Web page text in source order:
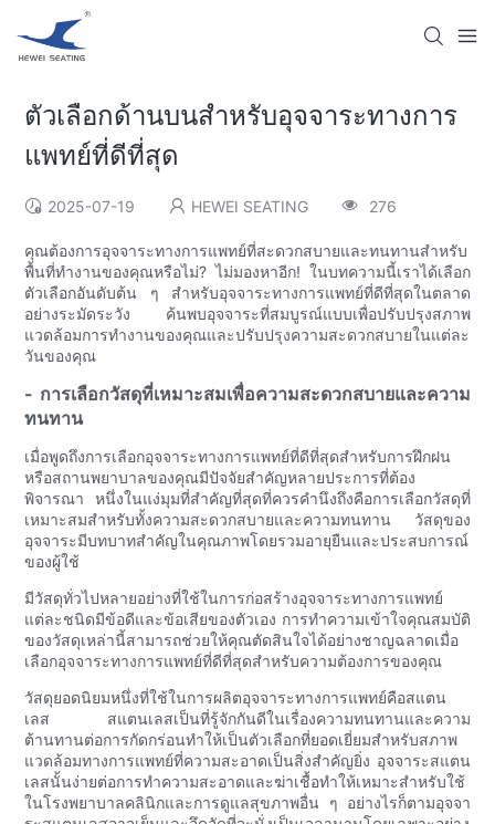
ตัวเลือกด้านบนสำหรับอุจจาระทางการ
แพทย์ที่ดีที่สุด
2025-07-19 HEWEI SEATING 276
คุณต้องการอุจจาระทางการแพทย์ที่สะดวกสบายและทนทานสำหรับ
พื้นที่ทำงานของคุณหรือไม่? ไม่มองหาอีก! ในบทความนี้เราได้เลือก
ตัวเลือกอันดับต้น ๆ สำหรับอุจจาระทางการแพทย์ที่ดีที่สุดในตลาด
อย่างระมัดระวัง ค้นพบอุจจาระที่สมบูรณ์แบบเพื่อปรับปรุงสภาพ
แวดล้อมการทำงานของคุณและปรับปรุงความสะดวกสบายในแต่ละ
วันของคุณ
- การเลือกวัสดุที่เหมาะสมเพื่อความสะดวกสบายและความ
ทนทาน
เมื่อพูดถึงการเลือกอุจจาระทางการแพทย์ที่ดีที่สุดสำหรับการฝึกฝน
หรือสถานพยาบาลของคุณมีปัจจัยสำคัญหลายประการที่ต้อง
พิจารณา หนึ่งในแง่มุมที่สำคัญที่สุดที่ควรคำนึงถึงคือการเลือกวัสดุที่
เหมาะสมสำหรับทั้งความสะดวกสบายและความทนทาน วัสดุของ
อุจจาระมีบทบาทสำคัญในคุณภาพโดยรวมอายุยืนและประสบการณ์
ของผู้ใช้
มีวัสดุทั่วไปหลายอย่างที่ใช้ในการก่อสร้างอุจจาระทางการแพทย์
แต่ละชนิดมีข้อดีและข้อเสียของตัวเอง การทำความเข้าใจคุณสมบัติ
ของวัสดุเหล่านี้สามารถช่วยให้คุณตัดสินใจได้อย่างชาญฉลาดเมื่อ
เลือกอุจจาระทางการแพทย์ที่ดีที่สุดสำหรับความต้องการของคุณ
วัสดุยอดนิยมหนึ่งที่ใช้ในการผลิตอุจจาระทางการแพทย์คือสแตน
เลส สแตนเลสเป็นที่รู้จักกันดีในเรื่องความทนทานและความ
ต้านทานต่อการกัดกร่อนทำให้เป็นตัวเลือกที่ยอดเยี่ยมสำหรับสภาพ
แวดล้อมทางการแพทย์ที่ความสะอาดเป็นสิ่งสำคัญยิ่ง อุจจาระสแตน
เลสนั้นง่ายต่อการทำความสะอาดและฆ่าเชื้อทำให้เหมาะสำหรับใช้
ในโรงพยาบาลคลินิกและการดูแลสุขภาพอื่น ๆ อย่างไรก็ตามอุจจา